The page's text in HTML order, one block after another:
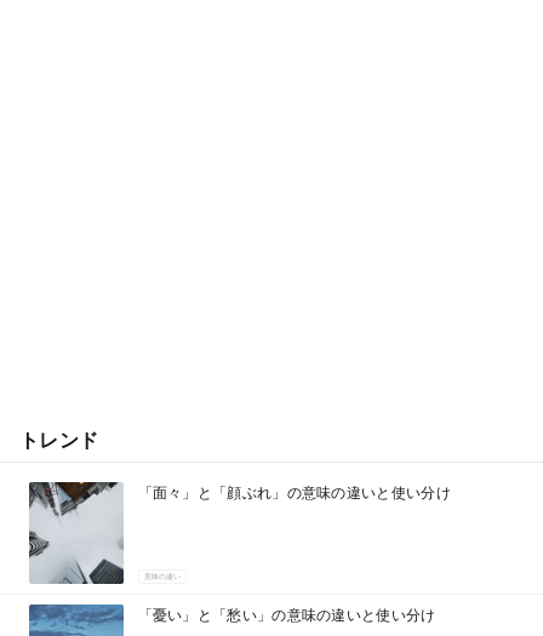
トレンド
「面々」と「顔ぶれ」の意味の違いと使い分け
意味の違い
「憂い」と「愁い」の意味の違いと使い分け